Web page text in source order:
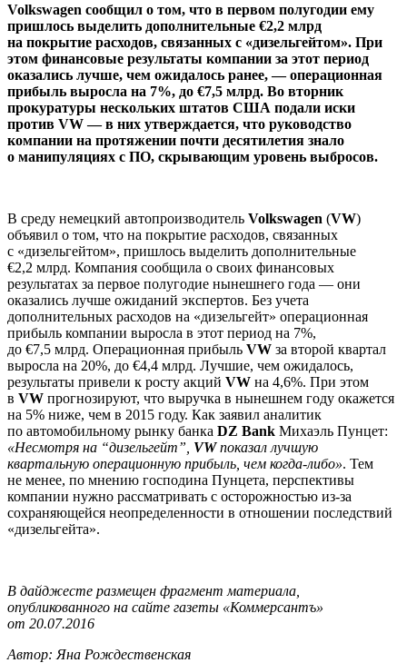
Volkswagen сообщил о том, что в первом полугодии ему
пришлось выделить дополнительные €2,2 млрд
на покрытие расходов, связанных с «дизельгейтом». При
этом финансовые результаты компании за этот период
оказались лучше, чем ожидалось ранее, — операционная
прибыль выросла на 7%, до €7,5 млрд. Во вторник
прокуратуры нескольких штатов США подали иски
против VW — в них утверждается, что руководство
компании на протяжении почти десятилетия знало
о манипуляциях с ПО, скрывающим уровень выбросов.
В среду немецкий автопроизводитель Volkswagen (VW)
объявил о том, что на покрытие расходов, связанных
с «дизельгейтом», пришлось выделить дополнительные
€2,2 млрд. Компания сообщила о своих финансовых
результатах за первое полугодие нынешнего года — они
оказались лучше ожиданий экспертов. Без учета
дополнительных расходов на «дизельгейт» операционная
прибыль компании выросла в этот период на 7%,
до €7,5 млрд. Операционная прибыль VW за второй квартал
выросла на 20%, до €4,4 млрд. Лучшие, чем ожидалось,
результаты привели к росту акций VW на 4,6%. При этом
в VW прогнозируют, что выручка в нынешнем году окажется
на 5% ниже, чем в 2015 году. Как заявил аналитик
по автомобильному рынку банка DZ Bank Михаэль Пунцет:
«Несмотря на “дизельгейт”, VWпоказал лучшую
квартальную операционную прибыль, чем когда-либо». Тем
не менее, по мнению господина Пунцета, перспективы
компании нужно рассматривать с осторожностью из-за
сохраняющейся неопределенности в отношении последствий
«дизельгейта».
В дайджесте размещен фрагмент материала,
опубликованного на сайте газеты «Коммерсантъ»
от 20.07.2016
Автор: Яна Рождественская